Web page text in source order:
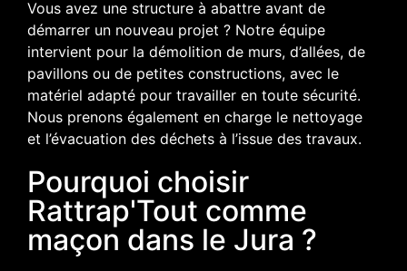
Vous avez une structure à abattre avant de
démarrer un nouveau projet ? Notre équipe
intervient pour la démolition de murs, d’allées, de
pavillons ou de petites constructions, avec le
matériel adapté pour travailler en toute sécurité.
Nous prenons également en charge le nettoyage
et l’évacuation des déchets à l’issue des travaux.
Pourquoi choisir
Rattrap'Tout comme
maçon dans le Jura ?